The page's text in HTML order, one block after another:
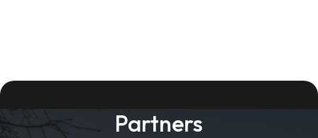
Partners